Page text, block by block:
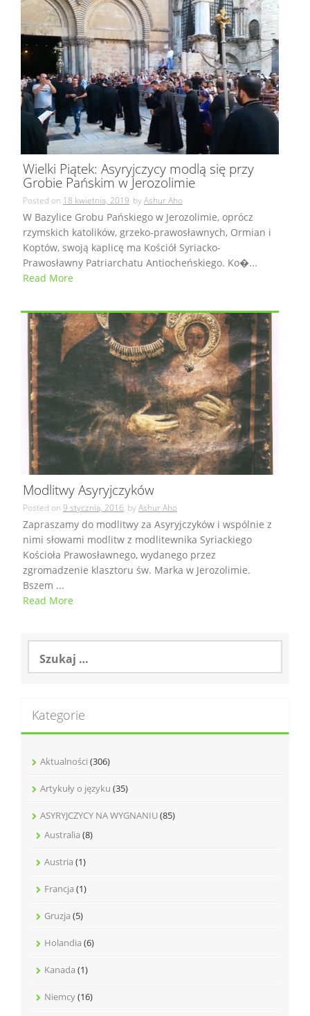
Wielki Piątek: Asyryjczycy modlą się przy
Grobie Pańskim w Jerozolimie
Posted on 18 kwietnia, 2019 byAshur Aho
W Bazylice Grobu Pańskiego w Jerozolimie, oprócz
rzymskich katolików, grzeko-prawosławnych, Ormian i
Koptów, swoją kaplicę ma Kościół Syriacko-
Prawosławny Patriarchatu Antiocheńskiego. Ko�...
Read More
Modlitwy Asyryjczyków
Posted on 9 stycznia, 2016 byAshur Aho
Zapraszamy do modlitwy za Asyryjczyków i wspólnie z
nimi słowami modlitw z modlitewnika Syriackiego
Kościoła Prawosławnego, wydanego przez
zgromadzenie klasztoru św. Marka w Jerozolimie.
Bszem ...
Read More
Szukaj:
Kategorie
Aktualności (306)
Artykuły o języku (35)
ASYRYJCZYCY NA WYGNANIU(85)
Australia (8)
Austria (1)
Francja (1)
Gruzja (5)
Holandia (6)
Kanada (1)
Niemcy(16)